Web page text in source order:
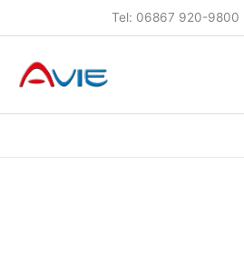
Inhalt
Tel: 06867 920-9800 |